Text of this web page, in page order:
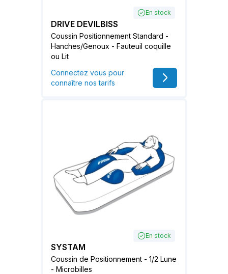
En stock
DRIVE DEVILBISS
Coussin Positionnement Standard -
Hanches/Genoux - Fauteuil coquille
ou Lit
Connectez vous pour
connaître nos tarifs
En stock
SYSTAM
Coussin de Positionnement - 1/2 Lune
- Microbilles